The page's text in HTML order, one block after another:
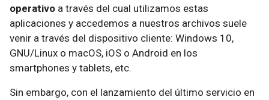
operativo a través del cual utilizamos estas
aplicaciones y accedemos a nuestros archivos suele
venir a través del dispositivo cliente: Windows 10,
GNU/Linux o macOS, iOS o Android en los
smartphones y tablets, etc.
Sin embargo, con el lanzamiento del último servicio en